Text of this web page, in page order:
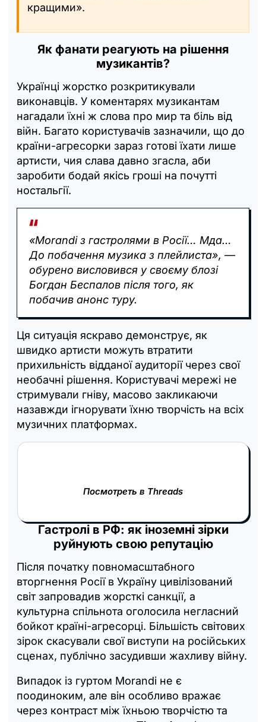
кращими».
Як фанати реагують на рішення
музикантів?
Українці жорстко розкритикували
виконавців. У коментарях музикантам
нагадали їхні ж слова про мир та біль від
війн. Багато користувачів зазначили, що до
країни-агресорки зараз готові їхати лише
артисти, чия слава давно згасла, аби
заробити бодай якісь гроші на почутті
ностальгії.
«Morandi з гастролями в Росії… Мда…
До побачення музика з плейлиста», —
обурено висловився у своєму блозі
Богдан Беспалов після того, як
побачив анонс туру.
Ця ситуація яскраво демонструє, як
швидко артисти можуть втратити
прихильність відданої аудиторії через свої
необачні рішення. Користувачі мережі не
стримували гніву, масово закликаючи
назавжди ігнорувати їхню творчість на всіх
музичних платформах.
Посмотреть в Threads
Гастролі в РФ: як іноземні зірки
руйнують свою репутацію
Після початку повномасштабного
вторгнення Росії в Україну цивілізований
світ запровадив жорсткі санкції, а
культурна спільнота оголосила негласний
бойкот країні-агресорці. Більшість світових
зірок скасували свої виступи на російських
сценах, публічно засудивши жахливу війну.
Випадок із гуртом Morandi не є
поодиноким, але він особливо вражає
через контраст між їхньою творчістю та